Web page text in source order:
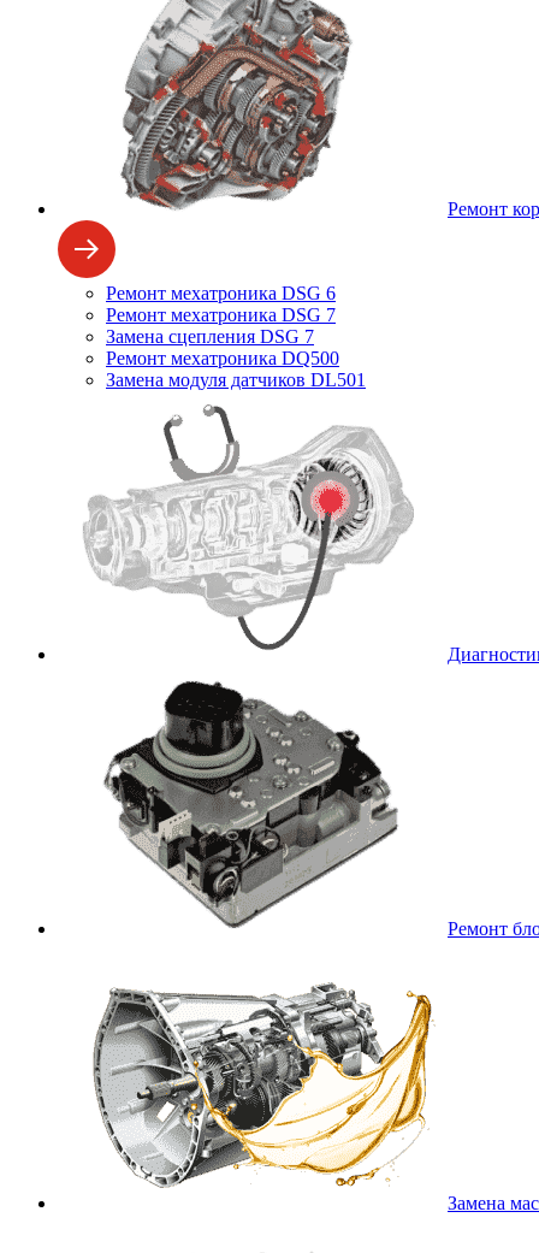
Ремонт
Ремонт мехатроника DSG 6
Ремонт мехатроника DSG 7
Замена сцепления DSG 7
Ремонт мехатроника DQ500
Замена модуля датчиков DL501
Ремонт
Замена